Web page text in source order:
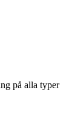
på alla typer